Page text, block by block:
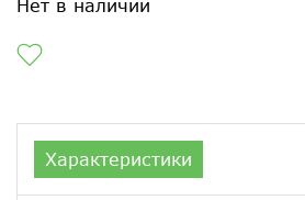
Нет в наличии
Характеристики